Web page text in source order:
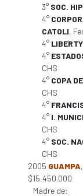
3° SOC.
4°
CATOLI,
4° LIBERTY
4°
CHS
4° COPA
CHS
4°
4° I.
CHS
4° SOC.
CHS
2005 GUAMPA
$15.450.000
Madre de: